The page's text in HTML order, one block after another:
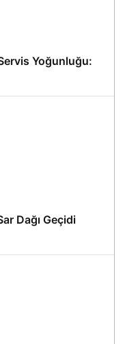
Yoğunluğu:
Dağı Geçidi